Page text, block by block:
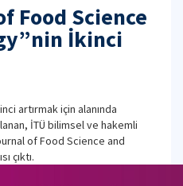
Food Science
İkinci
artırmak için alanında
İTÜ bilimsel ve hakemli
of Food Science and
çıktı.